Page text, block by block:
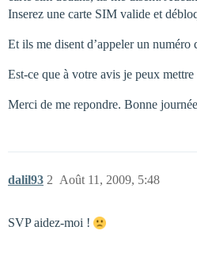
Inserez une carte SIM valide et
Et ils me disent d’appeler un numéro
Est-ce que à votre avis je peux
Merci de me repondre. Bonne journée
dalil93 Août 11, 2009, 5:48
2
SVP aidez-moi !